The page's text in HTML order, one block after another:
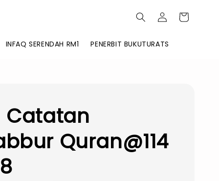
INFAQ SERENDAH RM1 PENERBIT BUKUTURATS
Catatan
Quran@114